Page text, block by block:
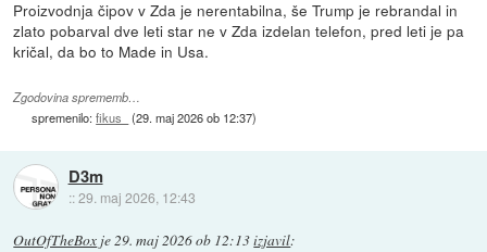
Proizvodnja čipov v Zda je nerentabilna, še Trump je rebrandal in
zlato pobarval dve leti star ne v Zda izdelan telefon, pred leti je pa
kričal, da bo to Made in Usa.
Zgodovina sprememb…
spremenilo:fikus_ (29. maj 2026 ob 12:37)
D3m
::29. maj 2026, 12:43
OutOfTheBox je29. maj 2026 ob 12:13izjavil: